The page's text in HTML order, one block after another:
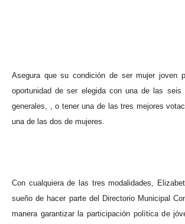
Asegura que su condición de ser mujer joven
oportunidad de ser elegida con una de las seis
generales, , o tener una de las tres mejores
una de las dos de mujeres.
Con cualquiera de las tres modalidades,
sueño de hacer parte del Directorio Municipal
manera garantizar la participación política de